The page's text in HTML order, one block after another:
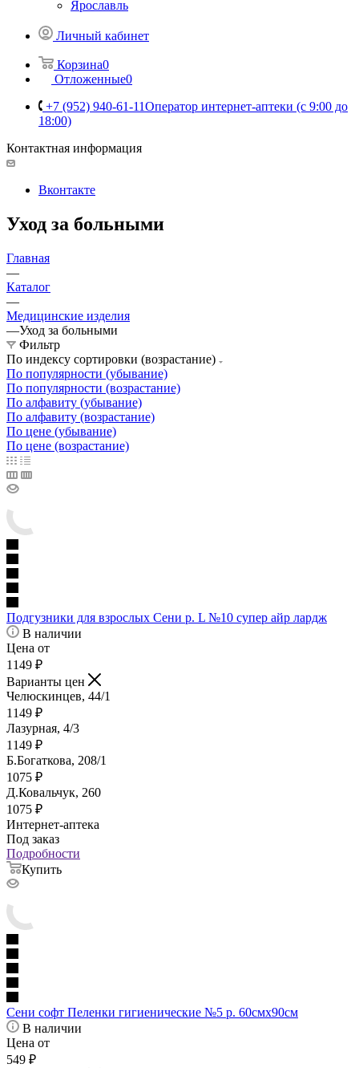
Ярославль
Личный кабинет
Корзина0
Отложенные0
+7 (952) 940-61-11Оператор интернет-аптеки (с 9:00 до
18:00)
Контактная информация
Вконтакте
Уход за больными
Главная
—
Каталог
—
Медицинские изделия
—Уход за больными
Фильтр
По индексу сортировки (возрастание)
По популярности (убывание)
По популярности (возрастание)
По алфавиту (убывание)
По алфавиту (возрастание)
По цене (убывание)
По цене (возрастание)
Подгузники для взрослых Сени р. L №10 супер айр лардж
В наличии
Цена от
1149 ₽
Варианты цен
Челюскинцев, 44/1
1149 ₽
Лазурная, 4/3
1149 ₽
Б.Богаткова, 208/1
1075 ₽
Д.Ковальчук, 260
1075 ₽
Интернет-аптека
Под заказ
Подробности
Купить
Сени софт Пеленки гигиенические №5 р. 60смх90см
В наличии
Цена от
549 ₽